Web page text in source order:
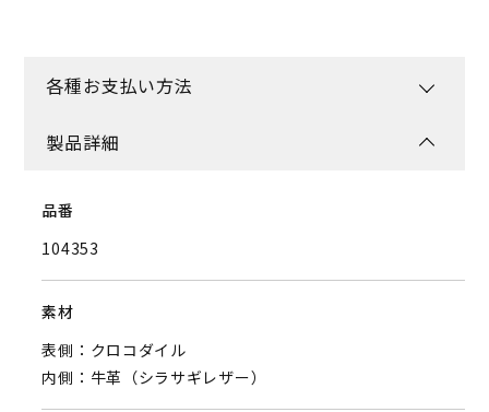
各種お支払い方法
製品詳細
品番
104353
素材
表側：クロコダイル
内側：牛革（シラサギレザー）